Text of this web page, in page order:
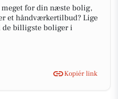
for din næste bolig,
et håndværkertilbud? Lige
de billigste boliger i
Kopiér link